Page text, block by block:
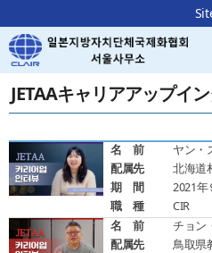
LocalContents
Footer
JETAAキャリアアップイ
名 前
ヤン・
配属先
北海道
期 間
2021年
職 種
CIR
名 前
チョン
配属先
鳥取県